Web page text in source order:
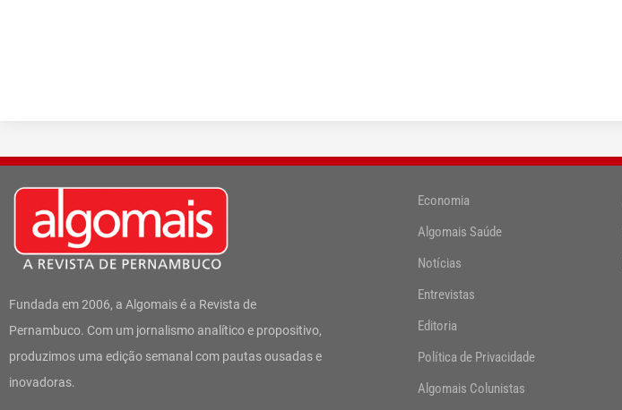
Fundada em 2006, a Algomais é a Revista de
Pernambuco. Com um jornalismo analítico e propositivo,
produzimos uma edição semanal com pautas ousadas e
inovadoras.
Economia
Algomais Saúde
Notícias
Entrevistas
Editoria
Política de Privacidade
Algomais Colunistas